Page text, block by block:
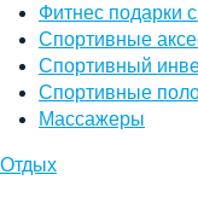
Фитнес подарки
Спортивные
Спортивный
Спортивные
Массажеры
Отдых